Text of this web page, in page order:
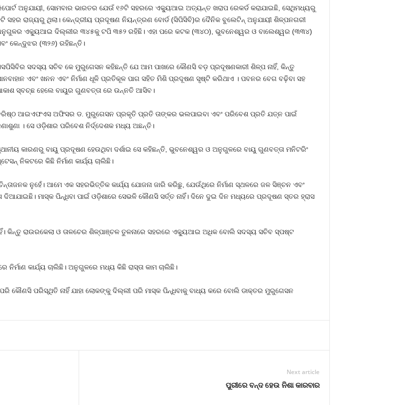
ଅନୁଯାୟୀ, ସୋମବାର ଭାରତର ଯେଉଁ ୧୬ଟି ସହରରେ ଏକ୍ୟୁଆଇ ଅତ୍ୟନ୍ତ ଖରାପ ରେକର୍ଡ କରାଯାଇଛି, ସେଥିମଧ୍ୟରୁ
ସହର ରାଜ୍ୟରୁ ଥିଲା। କେନ୍ଦ୍ରୀୟ ପ୍ରଦୂଷଣ ନିୟନ୍ତ୍ରଣ ବୋର୍ଡ (ସିପିସିବି)ର ଦୈନିକ ବୁଲେଟିନ୍ ଅନୁଯାୟୀ ଶିଳ୍ପନଗରୀ
ଏକ୍ୟୁଆଇ ଦିଲ୍ଲୀର ୩୪୫କୁ ଟପି ୩୫୨ ରହିଛି। ଏହା ପରେ କଟକ (୩୪୦), ଭୁବନେଶ୍ୱର ଓ ବାଲେଶ୍ୱର (୩୩୪)
କେନ୍ଦୁଝର (୩୨୬) ରହିଛନ୍ତି।
ସଦସ୍ୟ ସଚିବ କେ ମୁରୁଗେସନ କହିଛନ୍ତି ଯେ ଆମ ପାଖରେ କୌଣସି ବଡ଼ ପ୍ରଦୂଷଣକାରୀ ଶିଳ୍ପ ନାହିଁ, କିନ୍ତୁ
ଏବଂ ଖନନ ଏବଂ ନିର୍ମାଣ ଧୂଳି ପ୍ରତିକୂଳ ପାଗ ସହିତ ମିଶି ପ୍ରଦୂଷଣ ସୃଷ୍ଟି କରିଥାଏ । ପବନର ବେଗ ବଢ଼ିବା ସହ
ସ୍ବଚ୍ଛ ହେଲେ ବାୟୁର ଗୁଣବତ୍ତା ରେ ଉନ୍ନତି ଆସିବ।
ଆଇଏଫଏସ ଅଫିସର ଡ. ମୁରୁଗେସନ ପ୍ରକୃତି ପ୍ରତି ତାଙ୍କର ଭଲପାଇବା ଏବଂ ପରିବେଶ ପ୍ରତି ଯତ୍ନ ପାଇଁ
। ସେ ଓଡ଼ିଶାର ପରିବେଶ ନିର୍ଦ୍ଦେଶକ ମଧ୍ୟ ଅଛନ୍ତି।
କାରଣରୁ ବାୟୁ ପ୍ରଦୂଷଣ ହେଉଥିବା ଦର୍ଶାଇ ସେ କହିଛନ୍ତି, ଭୁବନେଶ୍ୱର ଓ ଅନୁଗୁଳରେ ବାୟୁ ଗୁଣବତ୍ତା ମନିଟରିଂ
ନିକଟରେ କିଛି ନିର୍ମାଣ କାର୍ଯ୍ୟ ଚାଲିଛି।
ନୁହେଁ। ଆମେ ଏକ ସହରଭିତ୍ତିକ କାର୍ଯ୍ୟ ଯୋଜନା ଜାରି କରିଛୁ, ଯେଉଁଥିରେ ନିର୍ମାଣ ସ୍ଥଳରେ ଜଳ ସିଞ୍ଚନ ଏବଂ
ଦିଆଯାଇଛି। ମାସ୍କ ପିନ୍ଧିବା ପାଇଁ ଓଡ଼ିଶାରେ ସେଭଳି କୌଣସି ସର୍ତ୍ତ ନାହିଁ। ଦିନେ ଦୁଇ ଦିନ ମଧ୍ୟରେ ପ୍ରଦୂଷଣ ସ୍ତର ହ୍ରାସ
କିନ୍ତୁ ରାଉରକେଲା ଓ ତାଳଚେର ଶିଳ୍ପାଞ୍ଚଳ ତୁଳନାରେ ସହରରେ ଏକ୍ୟୁଆଇ ଅଧିକ ବୋଲି ସଦସ୍ୟ ସଚିବ ସ୍ପଷ୍ଟ
କାର୍ଯ୍ୟ ଚାଲିଛି। ଅନୁଗୁଳରେ ମଧ୍ୟ କିଛି ରାସ୍ତା କାମ ଚାଲିଛି।
କୌଣସି ପରିସ୍ଥିତି ନାହିଁ ଯାହା ଲୋକଙ୍କୁ ଦିଲ୍ଲୀ ପରି ମାସ୍କ ପିନ୍ଧିବାକୁ ବାଧ୍ୟ କରେ ବୋଲି ଡାକ୍ତର ମୁରୁଗେସନ
Next article
ପୁରୀରେ ବନ୍ଦ ହେଉ ନିଶା କାରବାର